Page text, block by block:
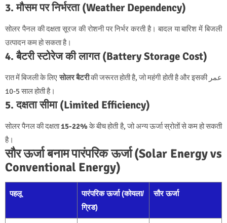
3. मौसम पर निर्भरता (Weather Dependency)
सोलर पैनल की दक्षता सूरज की रोशनी पर निर्भर करती है। बादल या बारिश में बिजली
उत्पादन कम हो सकता है।
4. बैटरी स्टोरेज की लागत (Battery Storage Cost)
रात में बिजली के लिएसोलर बैटरीकी जरूरत होती है, जो महंगी होती है और इसकी عمر
5-10 साल होती है।
5. दक्षता सीमा (Limited Efficiency)
सोलर पैनल की दक्षता15-22%के बीच होती है, जो अन्य ऊर्जा स्रोतों से कम हो सकती
है।
सौर ऊर्जा बनाम पारंपरिक ऊर्जा (Solar Energy vs
Conventional Energy)
पहलू
पारंपरिक ऊर्जा (कोयला/
ग्रिड)
सौर ऊर्जा